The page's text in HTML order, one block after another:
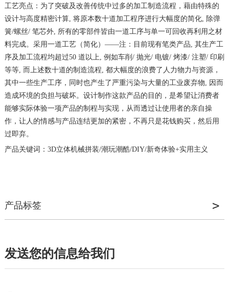
工艺亮点：为了突破及改善传统中过多的加工制造流程，藉由特殊的
设计与高度精密计算, 将原本数十道加工程序进行大幅度的简化, 除弹
簧/螺丝/ 笔芯外, 所有的零部件皆由一道工序与单一可回收再利用之材
料完成。采用一道工艺（简化）——注：目前现有笔类产品, 其生产工
序及加工流程均超过50 道以上, 例如车削/ 抛光/ 电镀/ 烤漆/ 注塑/ 印刷
等等, 而上述数十道的制造流程, 都大幅度的浪费了人力物力与资源，
其中一些生产工序，同时也产生了严重污染与大量的工业废弃物, 因而
造成环境的负担与破坏。设计制作这款产品的目的，是希望让消费者
能够实际体验一项产品的制程与实现，从而透过让使用者的亲自操
作，让人的情感与产品连结更加的紧密，不再只是花钱购买，然后用
过即弃。
产品关键词：3D立体机械拼装/潮玩潮酷/DIY/新奇体验+实用主义
产品标签
发送您的信息给我们